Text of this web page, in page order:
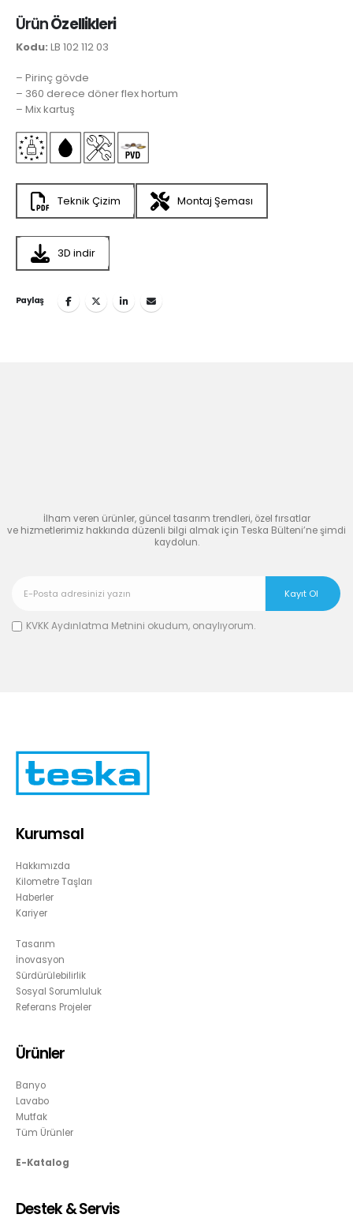
ÜrünÖzellikleri
Kodu: LB 102 112 03
– Pirinç gövde
– 360 derece döner flex hortum
– Mix kartuş
Teknik Çizim Montaj Şeması
3D indir
Paylaş
İlham veren ürünler, güncel tasarım trendleri, özel fırsatlar
ve hizmetlerimiz hakkında düzenli bilgi almak için Teska Bülteni’ne şimdi
kaydolun.
KVKK Aydınlatma Metnini okudum, onaylıyorum.
Kurumsal
Hakkımızda
Kilometre Taşları
Haberler
Kariyer
Tasarım
İnovasyon
Sürdürülebilirlik
Sosyal Sorumluluk
Referans Projeler
Ürünler
Banyo
Lavabo
Mutfak
Tüm Ürünler
E-Katalog
Destek & Servis